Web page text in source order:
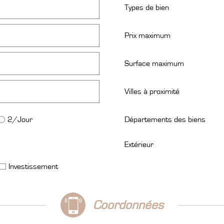
Types de bien
Prix maximum
Surface maximum
Villes à proximité
2/Jour Départements des biens
Extérieur
Investissement
coordonnées